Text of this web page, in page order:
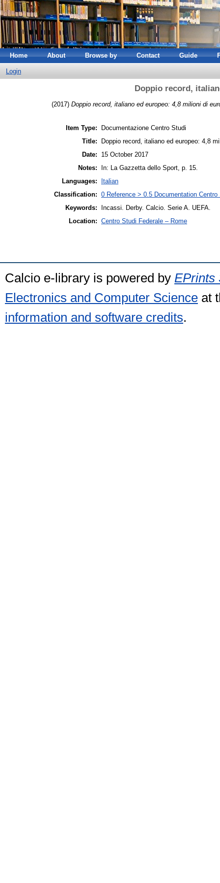
Home About Browse by Contact Guide
Login
Doppio record,
(2017) Doppio record, italiano ed europeo: 4,8 milioni di
Item Type:
Documentazione Centro Studi
Title:
Doppio record, italiano ed europeo: 4,8
Date:
15 October 2017
Notes:
In: La Gazzetta dello Sport, p. 15.
Languages:
Italian
Classification: 0 Reference > 0.5 Documentation
Keywords:
Incassi. Derby. Calcio. Serie A. UEFA.
Location: Centro Studi Federale – Rome
Calcio e-library is powered by EPrints
Electronics and Computer Science at
information and software credits.